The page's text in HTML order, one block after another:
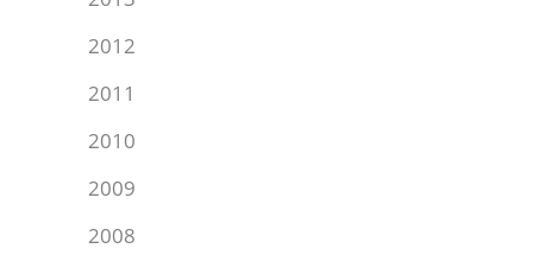
2012
2011
2010
2009
2008